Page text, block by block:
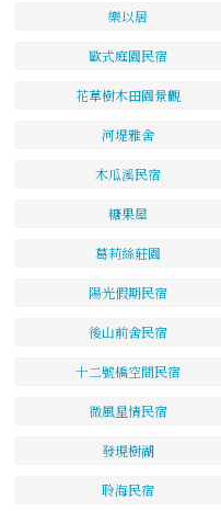
樂以居
歐式庭園民宿
花草樹木田園景觀
河堤雅舍
木瓜溪民宿
糖果屋
葛莉絲莊園
陽光假期民宿
後山前舍民宿
十二號橋空間民宿
微風星情民宿
發現樹湖
聆海民宿